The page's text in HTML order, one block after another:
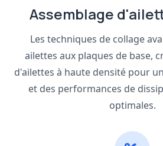
Assemblage
Les techniques de collage
ailettes aux plaques de base,
d'ailettes à haute densité pour
et des performances de
optimales.